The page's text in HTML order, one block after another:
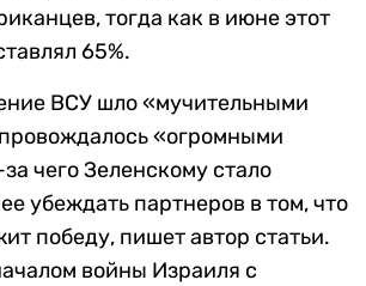
тогда как в июне этот
65%.
ВСУ шло «мучительными
«огромными
чего Зеленскому стало
убеждать партнеров в том, что
победу, пишет автор статьи.
войны Израиля с